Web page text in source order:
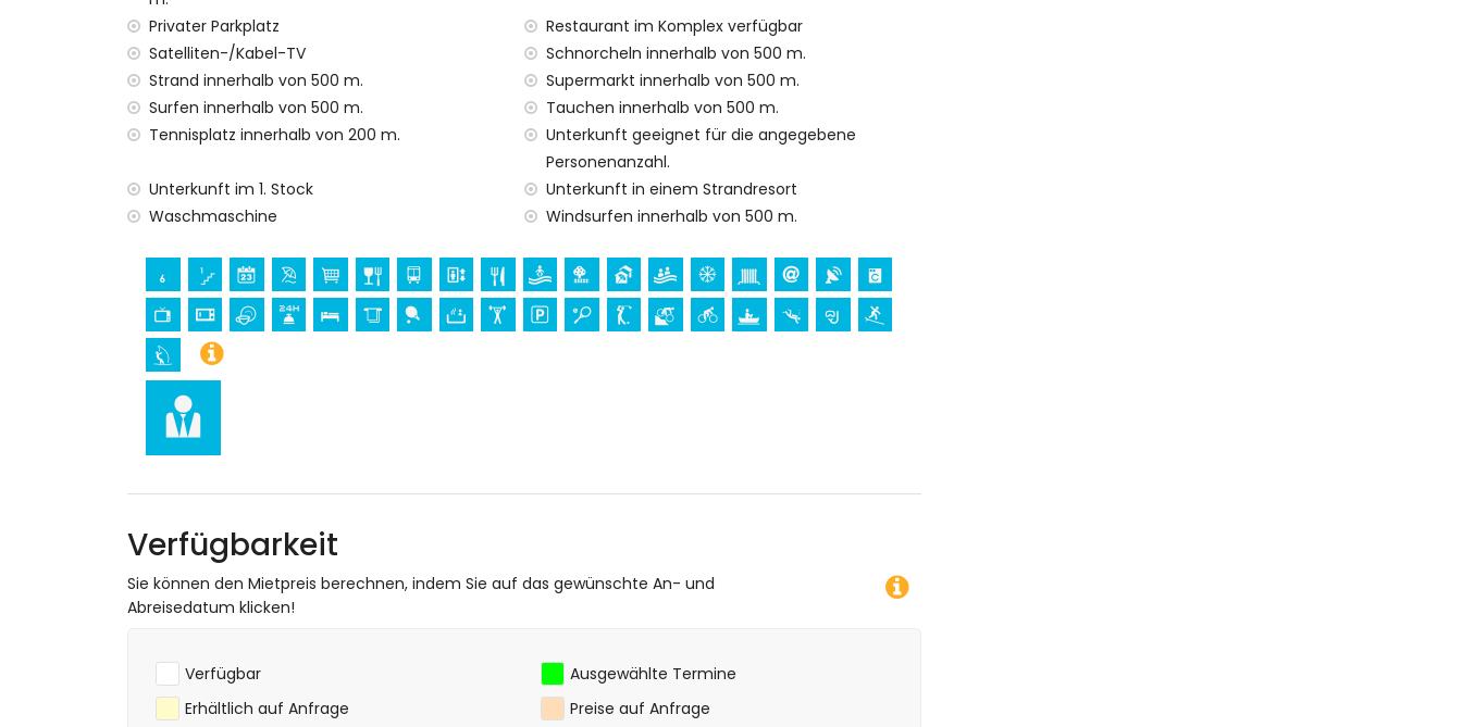
Heizung
Gemeinschaftliche Einrichtungen und Dienstleistungen im Mietpreis enthalten
Gemeinschaftliche Einrichtungen / Dienstleistungen gegen Aufpreis
Unterhaltung und Freizeitaktivitäten für Ihren Urlaub in San Juan de los Terreros, Andalusien
Wasserpark (Agua Vera) (innerhalb von 10 Kilometern vom Haus)
Sehenswürdigkeiten und Kultur in San Juan de los Terreros, Andalusien
Schloss, Ruine, Denkmal und historischer Ort (innerhalb von 5 Kilometern von der Unterkunft)
Museum und Kirche (innerhalb von 25 Kilometern von der Unterkunft)
Tennis, Mountainbiking, Radfahren, Kanufahren, Tauchen, Schnorcheln, Surfen und Windsurfen
(innerhalb von 1000 Metern vom Apartment)
Privater Parkplatz
Restaurant im Komplex verfügbar
Satelliten-/Kabel-TV
Schnorcheln innerhalb von 500 m.
Strand innerhalb von 500 m.
Supermarkt innerhalb von 500 m.
Surfen innerhalb von 500 m.
Tauchen innerhalb von 500 m.
Tennisplatz innerhalb von 200 m.
Unterkunft geeignet für die angegebene
Personenanzahl.
Unterkunft im 1. Stock
Unterkunft in einem Strandresort
Waschmaschine
Windsurfen innerhalb von 500 m.
Verfügbarkeit
Sie können den Mietpreis berechnen, indem Sie auf das gewünschte An- und
Abreisedatum klicken!
Verfügbar
Ausgewählte Termine
Erhältlich auf Anfrage
Preise auf Anfrage